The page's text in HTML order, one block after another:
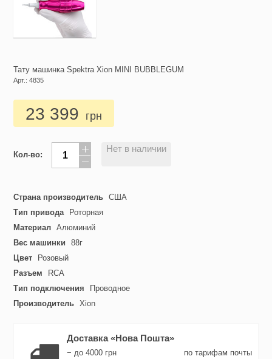
Тату машинка Spektra Xion MINI BUBBLEGUM
Арт.: 4835
23 399 грн
Кол-во:
Нет в наличии
Страна производитель США
Тип привода
Роторная
Материал Алюминий
Вес машинки
88г
Цвет
Розовый
Разъем
RCA
Тип подключения
Проводное
Производитель Xion
Доставка «Нова Пошта»
− до 4000 грн
по тарифам почты